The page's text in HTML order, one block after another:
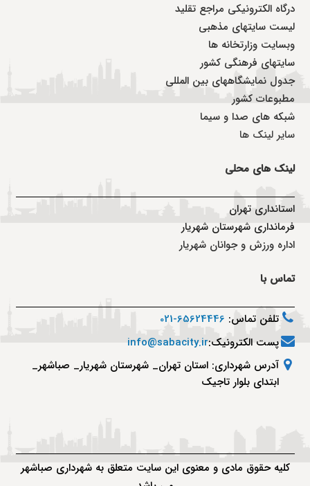
درگاه الکترونیکی مراجع تقلید
لیست سایتهای مذهبی
وبسایت وزارتخانه ها
سایتهای فرهنگی کشور
جدول نمایشگاههای بین المللی
مطبوعات کشور
شبکه های صدا و سیما
سایر لینک ها
لینک های محلی
استانداری تهران
فرمانداری شهرستان شهریار
اداره ورزش و جوانان شهریار
تماس با
تلفن تماس: 65624446-021
پست الکترونیک:info@sabacity.ir
آدرس شهرداری: استان تهران_ شهرستان شهریار_ صباشهر_
ابتدای بلوار تاجیک
کلیه حقوق مادی و معنوی این سایت متعلق به شهرداری صباشهر